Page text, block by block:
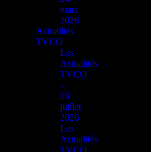
mars
2026
Actualités
TVCO
Les
Actualités
TVCO
–
03
juillet
2026
Les
Actualités
TVCO